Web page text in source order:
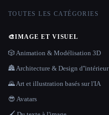
TOUTES LES CATÉGORIES
🎨IMAGE ET VISUEL
🎲 Animation & Modélisation 3D
🏯 Architecture & Design d''intérieur
🌄 Art et illustration basés sur l'IA
😎 Avatars